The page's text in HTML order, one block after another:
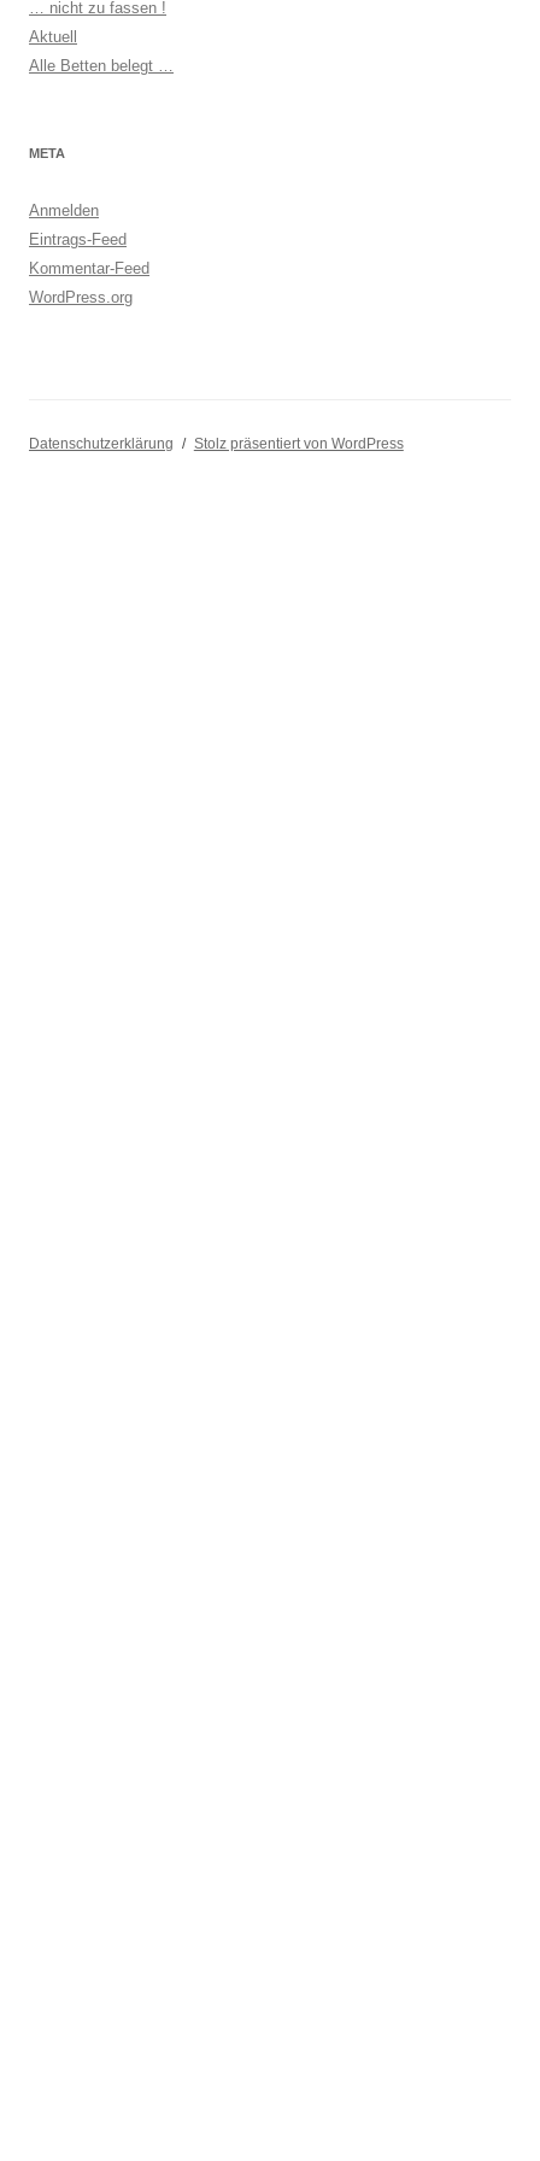
… nicht zu fassen !
Aktuell
Alle Betten belegt …
META
Anmelden
Eintrags-Feed
Kommentar-Feed
WordPress.org
Datenschutzerklärung Stolz präsentiert von WordPress